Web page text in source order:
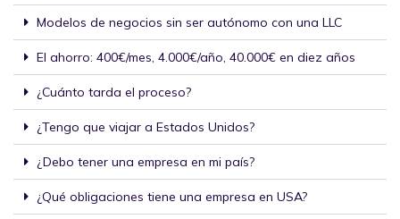
Modelos de negocios sin ser autónomo con una LLC
El ahorro: 400€/mes, 4.000€/año, 40.000€ en diez años
¿Cuánto tarda el proceso?
¿Tengo que viajar a Estados Unidos?
¿Debo tener una empresa en mi país?
¿Qué obligaciones tiene una empresa en USA?